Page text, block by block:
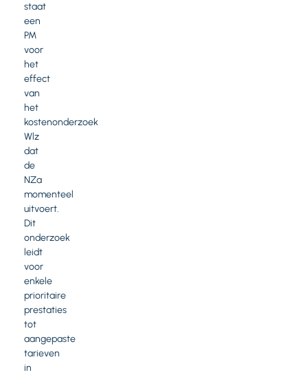
staat
een
PM
voor
het
effect
van
het
kostenonderzoek
Wlz
dat
de
NZa
momenteel
uitvoert.
Dit
onderzoek
leidt
voor
enkele
prioritaire
prestaties
tot
aangepaste
tarieven
in